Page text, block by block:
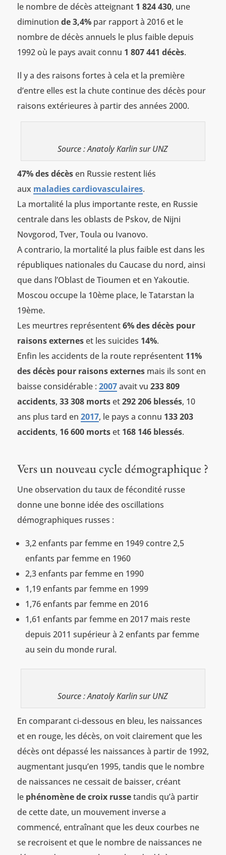
le nombre de décès atteignant 1 824 430, une
diminution de 3,4%par rapport à 2016 et le
nombre de décès annuels le plus faible depuis
1992 où le pays avait connu 1 807 441 décès.
Il y a des raisons fortes à cela et la première
d’entre elles est la chute continue des décès pour
raisons extérieures à partir des années 2000.
Source : Anatoly Karlin sur UNZ
47% des décèsen Russie restent liés
aux maladies cardiovasculaires.
La mortalité la plus importante reste, en Russie
centrale dans les oblasts de Pskov, de Nijni
Novgorod, Tver, Toula ou Ivanovo.
A contrario, la mortalité la plus faible est dans les
républiques nationales du Caucase du nord, ainsi
que dans l’Oblast de Tioumen et en Yakoutie.
Moscou occupe la 10ème place, le Tatarstan la
19ème.
Les meurtres représentent6% des décès pour
raisons externeset les suicides 14%.
Enfin les accidents de la route représentent 11%
des décès pour raisons externesmais ils sont en
baisse considérable : 2007 avait vu 233 809
accidents, 33 308 mortset292 206 blessés, 10
ans plus tard en 2017, le pays a connu 133 203
accidents, 16 600 mortset 168 146 blessés.
Vers un nouveau cycle démographique ?
Une observation du taux de fécondité russe
donne une bonne idée des oscillations
démographiques russes :
3,2 enfants par femme en 1949 contre 2,5
enfants par femme en 1960
2,3 enfants par femme en 1990
1,19 enfants par femme en 1999
1,76 enfants par femme en 2016
1,61 enfants par femme en 2017 mais reste
depuis 2011 supérieur à 2 enfants par femme
au sein du monde rural.
Source : Anatoly Karlin sur UNZ
En comparant ci-dessous en bleu, les naissances
et en rouge, les décès, on voit clairement que les
décès ont dépassé les naissances à partir de 1992,
augmentant jusqu’en 1995, tandis que le nombre
de naissances ne cessait de baisser, créant
le phénomène de croix russetandis qu’à partir
de cette date, un mouvement inverse a
commencé, entraînant que les deux courbes ne
se recroisent et que le nombre de naissances ne